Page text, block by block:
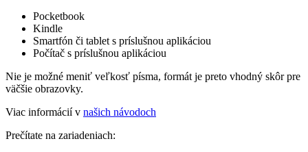
Pocketbook
Kindle
Smartfón či tablet s príslušnou aplikáciou
Počítač s príslušnou aplikáciou
Nie je možné meniť veľkosť písma, formát je preto vhodný skôr pre
väčšie obrazovky.
Viac informácií v našich návodoch
Prečítate na zariadeniach: